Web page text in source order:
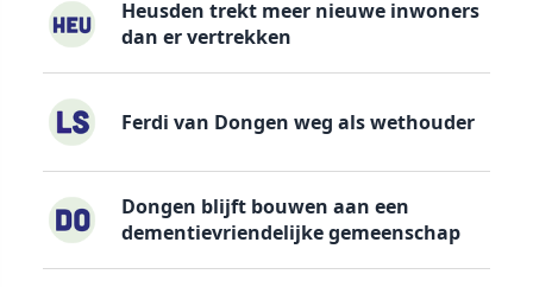
Heusden trekt meer nieuwe inwoners
dan er vertrekken
Ferdi van Dongen weg als wethouder
Dongen blijft bouwen aan een
dementievriendelijke gemeenschap